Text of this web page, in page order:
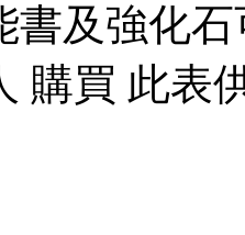
書及強化
購買 此表